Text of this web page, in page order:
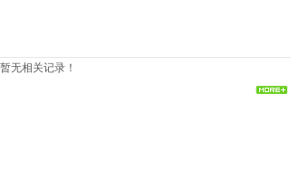
暂无相关记录！